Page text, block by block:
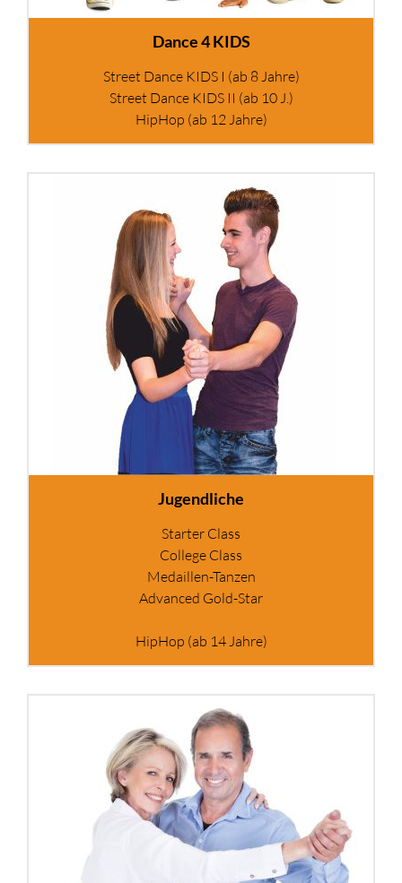
Dance 4 KIDS
Street Dance KIDS I (ab 8 Jahre)
Street Dance KIDS II (ab 10 J.)
HipHop (ab 12 Jahre)
Jugendliche
Starter Class
College Class
Medaillen-Tanzen
Advanced Gold-Star
HipHop (ab 14 Jahre)